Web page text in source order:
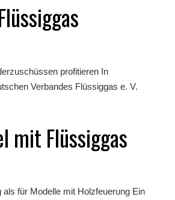
profitieren In
Verbandes Flüssiggas e. V.
mit Flüssiggas
für Modelle mit Holzfeuerung Ein